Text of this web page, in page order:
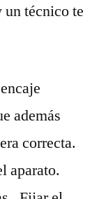
técnico te
además
correcta.
aparato.